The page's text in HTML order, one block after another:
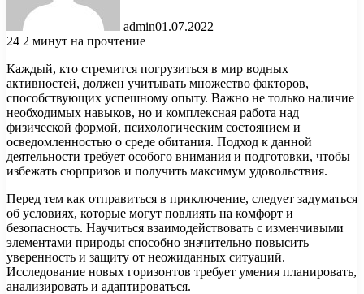
admin01.07.2022
24 2 минут на прочтение
Каждый, кто стремится погрузиться в мир водных
активностей, должен учитывать множество факторов,
способствующих успешному опыту. Важно не только наличие
необходимых навыков, но и комплексная работа над
физической формой, психологическим состоянием и
осведомленностью о среде обитания. Подход к данной
деятельности требует особого внимания и подготовки, чтобы
избежать сюрпризов и получить максимум удовольствия.
Перед тем как отправиться в приключение, следует задуматься
об условиях, которые могут повлиять на комфорт и
безопасность. Научиться взаимодействовать с изменчивыми
элементами природы способно значительно повысить
уверенность и защиту от неожиданных ситуаций.
Исследование новых горизонтов требует умения планировать,
анализировать и адаптироваться.